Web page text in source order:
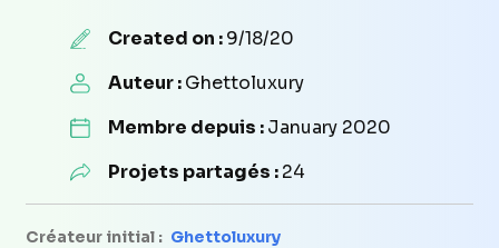
Created on :9/18/20
Auteur :Ghettoluxury
Membre depuis :January 2020
Projets partagés :24
Créateur initial : Ghettoluxury